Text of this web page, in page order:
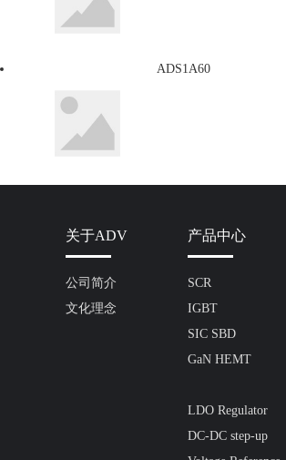
ADS1A60
关于ADV
公司简介
文化理念
产品中心
SCR
IGBT
SIC SBD
GaN HEMT
LDO Regulator
DC-DC step-up